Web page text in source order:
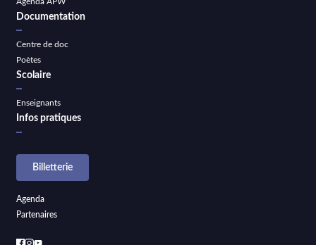
Documentation
Centre de doc
Poètes
Scolaire
Enseignants
Infos pratiques
Billetterie
Agenda
Partenaires